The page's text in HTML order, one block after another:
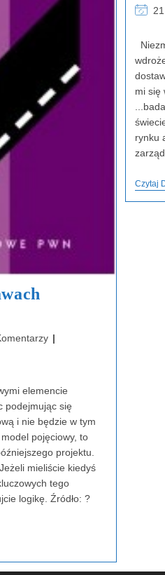
elemencie
podejmując się
i nie będzie w tym
pojęciowy, to
projektu.
mieliście kiedyś
tego
logikę. Źródło: ?
Post
mi się
rynku
Czytaj